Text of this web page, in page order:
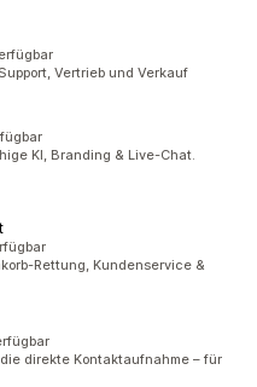
Vertrieb und Verkauf
KI, Branding & Live-Chat.
Rettung, Kundenservice &
direkte Kontaktaufnahme – für